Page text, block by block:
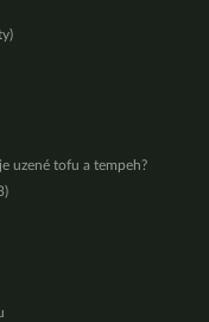
uzené tofu a tempeh?